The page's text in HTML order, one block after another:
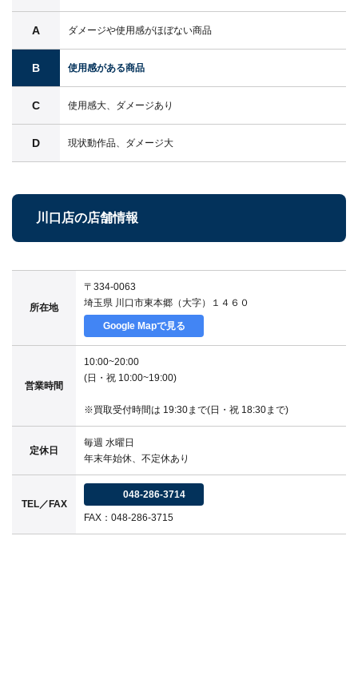
A ダメージや使用感がほぼない商品
B 使用感がある商品
C 使用感大、ダメージあり
D 現状動作品、ダメージ大
川口店の店舗情報
所在地
〒334-0063
埼玉県 川口市東本郷（大字）１４６０
Google Mapで見る
営業時間
10:00~20:00
(日・祝 10:00~19:00)
※買取受付時間は 19:30まで(日・祝 18:30まで)
定休日
毎週 水曜日
年末年始休、不定休あり
TEL／FAX
048-286-3714
FAX：048-286-3715